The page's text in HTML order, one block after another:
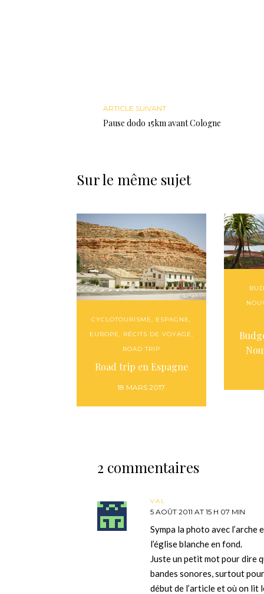
ARTICLE SUIVANT
Pause dodo 15km avant Cologne
Sur le même sujet
CYCLOTOURISME, ESPAGNE,
EUROPE, RÉCITS DE VOYAGE,
ROAD TRIP
Road trip en Espagne
18 MARS 2017
2 commentaires
VAL
5 AOÛT 2011 AT 15 H 07 MIN
Sympa la photo avec l’arche
l’église blanche en fond.
Juste un petit mot pour dire
bandes sonores, surtout
début de l’article et où on lit